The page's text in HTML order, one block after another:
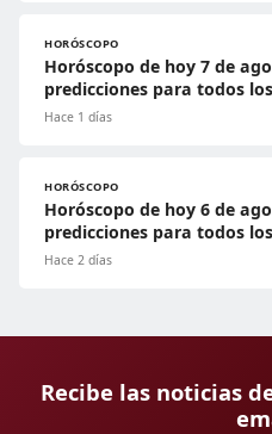
HORÓSCOPO
Horóscopo de hoy 7 de
predicciones para todos
Hace 1 días
HORÓSCOPO
Horóscopo de hoy 6 de
predicciones para todos
Hace 2 días
Recibe las noticias